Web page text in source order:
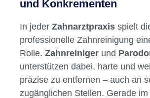
Parodontalfeilen –
Präzisionsinstrumente
dentale Prophylaxe und
Effiziente Entfernung